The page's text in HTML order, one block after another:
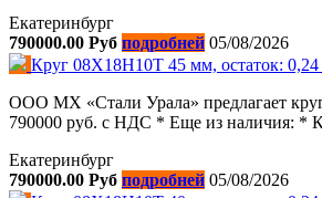
Екатеринбург
790000.00 Руб подробней 05/08/2026
Круг 08Х18Н10Т 45 мм, остаток: 0,24
ООО МХ «Стали Урала» предлагает
790000 руб. с НДС * Еще из наличия: *
Екатеринбург
790000.00 Руб подробней 05/08/2026